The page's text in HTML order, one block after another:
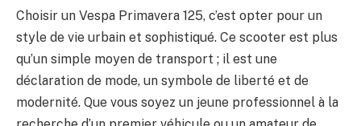
Choisir un Vespa Primavera 125, c’est opter pour un
style de vie urbain et sophistiqué. Ce scooter est plus
qu’un simple moyen de transport ; il est une
déclaration de mode, un symbole de liberté et de
modernité. Que vous soyez un jeune professionnel à la